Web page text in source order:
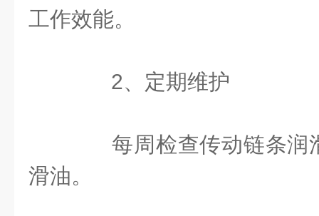
工作效能。
‌2、定期维护‌
每周检查传动链条润
滑油。